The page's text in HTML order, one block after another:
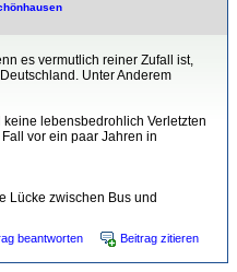
es vermutlich reiner Zufall ist,
Unter Anderem
lebensbedrohlich Verletzten
vor ein paar Jahren in
Lücke zwischen Bus und
beantworten Beitrag zitieren